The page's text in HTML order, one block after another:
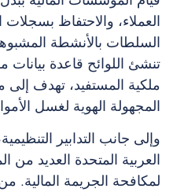
العملاء، والاحتفاظ بسجلات
السلطات بالأنشطة
تنشئ اللوائح قاعدة
ملكية المستفيد، تهدف إلى
المجهولة الهوية لغسل
وإلى جانب التدابير
العربية المتحدة العديد
لمكافحة الجريمة المالية.